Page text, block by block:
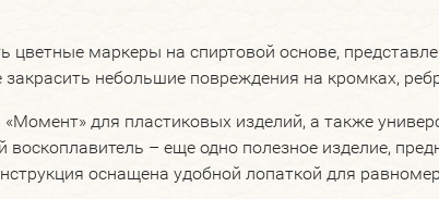
цветные маркеры на спиртовой основе,
небольшие повреждения на кромках,
для пластиковых изделий, а также
воскоплавитель – еще одно полезное изделие,
оснащена удобной лопаткой для